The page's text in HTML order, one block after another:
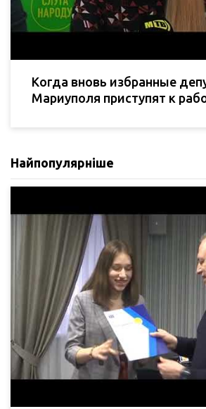
Когда вновь избранные
Мариуполя приступят к
Найпопулярніше